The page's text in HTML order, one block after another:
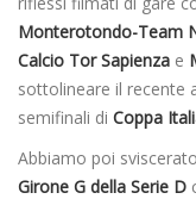
Monterotondo-Team
Calcio Tor Sapienza e
sottolineare il recente
semifinali di Coppa
Abbiamo poi
Girone G della Serie D